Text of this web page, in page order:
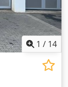
1 / 14